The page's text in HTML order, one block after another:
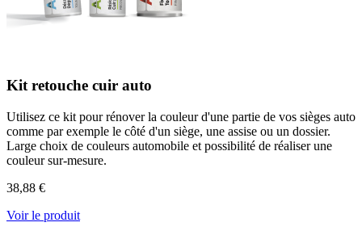
Kit retouche cuir auto
Utilisez ce kit pour rénover la couleur d'une partie de vos sièges auto
comme par exemple le côté d'un siège, une assise ou un dossier.
Large choix de couleurs automobile et possibilité de réaliser une
couleur sur-mesure.
38,88 €
Voir le produit